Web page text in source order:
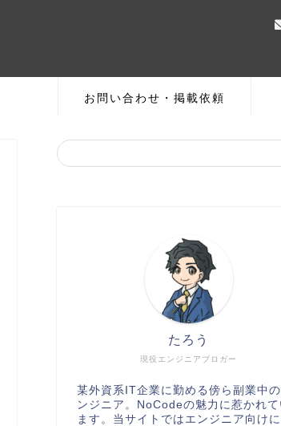
お問い合わせ・掲載依頼
現役エンジニアブロガー
たろう
某外資系IT企業に勤める傍ら副業中
ンジニア。NoCodeの魅力に惹かれて
ます。当サイトではエンジニア向け